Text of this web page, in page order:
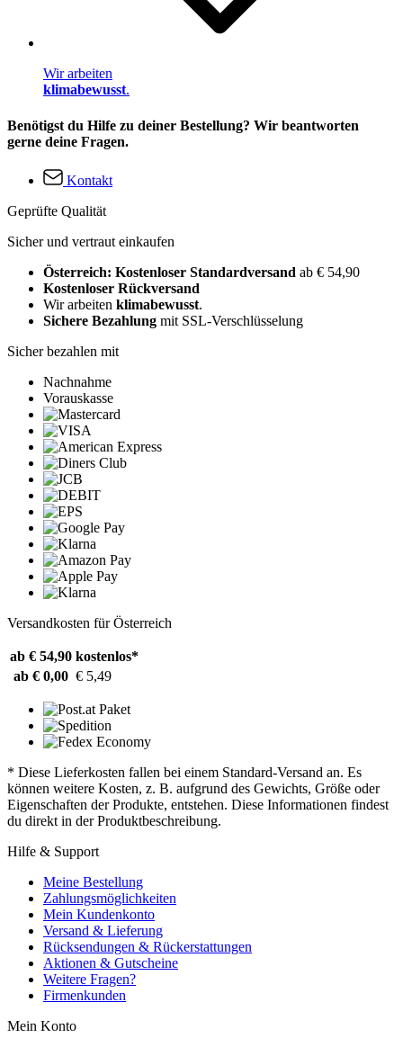
Wir arbeiten
klimabewusst.
Benötigst du Hilfe zu deiner Bestellung? Wir beantworten
gerne deine Fragen.
Kontakt
Geprüfte Qualität
Sicher und vertraut einkaufen
Österreich: Kostenloser Standardversand ab € 54,90
Kostenloser Rückversand
Wir arbeiten klimabewusst.
Sichere Bezahlung mit SSL-Verschlüsselung
Sicher bezahlen mit
Nachnahme
Vorauskasse
Versandkosten für Österreich
ab € 54,90 kostenlos*
ab € 0,00 € 5,49
* Diese Lieferkosten fallen bei einem Standard-Versand an. Es
können weitere Kosten, z. B. aufgrund des Gewichts, Größe oder
Eigenschaften der Produkte, entstehen. Diese Informationen findest
du direkt in der Produktbeschreibung.
Hilfe & Support
Meine Bestellung
Zahlungsmöglichkeiten
Mein Kundenkonto
Versand & Lieferung
Rücksendungen & Rückerstattungen
Aktionen & Gutscheine
Weitere Fragen?
Firmenkunden
Mein Konto